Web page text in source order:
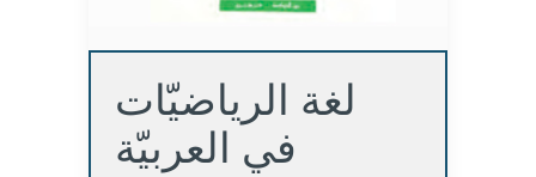
لغة الرياضيّات
في العربيّة